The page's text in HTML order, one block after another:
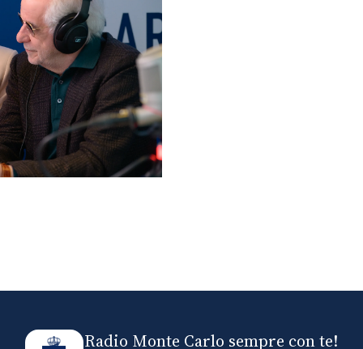
Radio Monte Carlo sempre con te!